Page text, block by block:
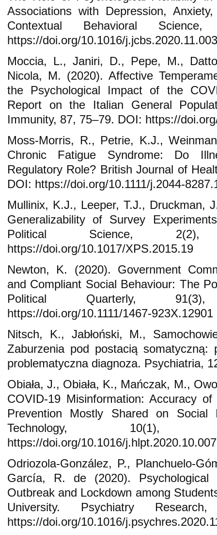
Associations with Depression,
Contextual Behavioral
https://doi.org/10.1016/j.jcbs.2020.11.003
Moccia, L., Janiri, D., Pepe, M.,
Nicola, M. (2020). Affective
the Psychological Impact of the
Report on the Italian General
Immunity, 87, 75–79. DOI: https://
Moss-Morris, R., Petrie, K.J.,
Chronic Fatigue Syndrome: Do
Regulatory Role? British Journal of
DOI: https://doi.org/10.1111/j.2044-
Mullinix, K.J., Leeper, T.J., Druckman,
Generalizability of Survey
Political Science,
https://doi.org/10.1017/XPS.2015.19
Newton, K. (2020). Government
and Compliant Social Behaviour: The
Political Quarterly,
https://doi.org/10.1111/1467-923X.12901
Nitsch, K., Jabłoński, M.,
Zaburzenia pod postacią somatyczną:
problematyczna diagnoza. Psychiatria,
Obiała, J., Obiała, K., Mańczak, M.,
COVID-19 Misinformation: Accuracy
Prevention Mostly Shared on Social
Technology, 10(1),
https://doi.org/10.1016/j.hlpt.2020.10.007
Odriozola-González, P., Planchuelo-
García, R. de (2020).
Outbreak and Lockdown among
University. Psychiatry
https://doi.org/10.1016/